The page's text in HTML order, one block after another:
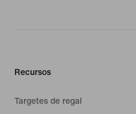
Recursos
Targetes de regal